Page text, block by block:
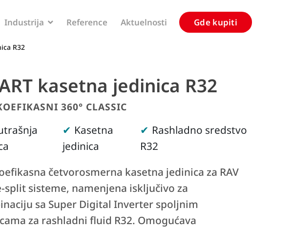
Industrija Reference Aktuelnosti Gde kupiti
R32
kasetna jedinica R32
360° CLASSIC
Kasetna
jedinica
Rashladno sredstvo
R32
četvorosmerna kasetna jedinica za RAV
split sisteme, namenjena isključivo za
sa Super Digital Inverter spoljnim
za rashladni fluid R32. Omogućava